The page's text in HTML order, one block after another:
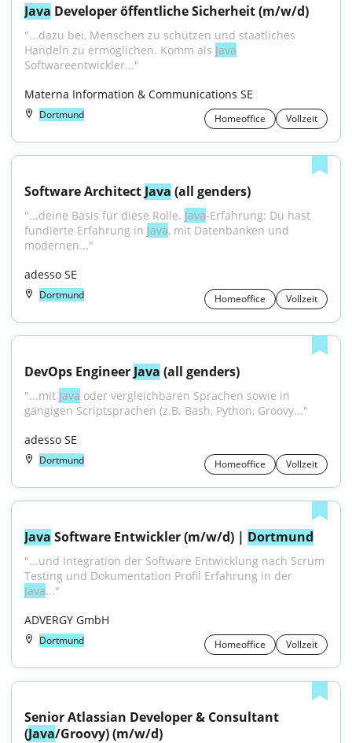
Java Developer öffentliche Sicherheit (m/w/d)
"...dazu bei, Menschen zu schützen und staatliches
Handeln zu ermöglichen. Komm als Java
Softwareentwickler..."
Materna Information & Communications SE
Dortmund Homeoffice Vollzeit
Software Architect Java (all genders)
"...deine Basis für diese Rolle. Java-Erfahrung: Du hast
fundierte Erfahrung in Java, mit Datenbanken und
modernen..."
adesso SE
Dortmund Homeoffice Vollzeit
DevOps Engineer Java (all genders)
"...mit Java oder vergleichbaren Sprachen sowie in
gängigen Scriptsprachen (z.B. Bash, Python, Groovy..."
adesso SE
Dortmund Homeoffice Vollzeit
Java Software Entwickler (m/w/d) | Dortmund
"...und Integration der Software Entwicklung nach Scrum
Java..."
ADVERGY GmbH
Dortmund Homeoffice Vollzeit
Senior Atlassian Developer & Consultant
(Java/Groovy) (m/w/d)